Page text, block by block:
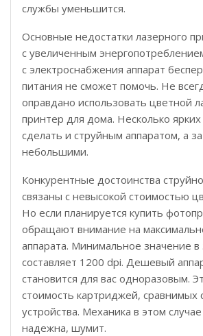
службы уменьшится.
Основные недостатки лазерного
с увеличенным
с электроснабжения аппарат
питания не сможет помочь. Не
оправдано использовать цветной
принтер для дома. Несколько
сделать и струйным аппаратом, а
небольшими.
Конкурентные достоинства
связаны с невысокой стоимостью
Но если планируется купить
обращают внимание на
аппарата. Минимальное значение в
составляет 1200 dpi. Дешевый
становится для вас одноразовым.
стоимость картриджей, сравнимых
устройства. Механика в этом
надежна, шумит.